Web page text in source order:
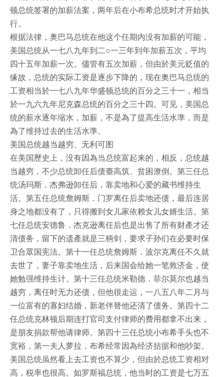
顿总统签署的加薪法案，两年后在小布希总统时才开始执
行。
根据法律，奥巴马总统在他这个任期内没有加薪的可能，
美国总统从一七八九年到二○一三年到年加薪五次，平均
四十五年加薪一次。儘管有五次加薪，但由於美元贬值的
缘故，总统的实际工资是逐步下降的，现在奥巴马总统的
工资相当於一七八九年华盛顿总统的百分之三十一，相当
於一九六九年尼克森总统的百分之三十四。可见，美国总
统的薪水逐年缩水，加薪，不是為了提高生活水準，而是
為了维持过去的生活水準。
美国总统越当越穷、无利可图
在美国歷史上，没有因為当总统富起来的，相反，总统越
当越穷，不少总统卸任后债臺高筑、贫困潦倒。第三任总
统汤玛斯．杰弗逊卸任后，靠卖地和心爱的藏书维持生
活。第五任总统詹姆斯．门罗离任后卖地还债，最后连居
身之地都没有了，只得搬到女儿家依赖女儿女婿生活。第
七任总统安德鲁．杰克逊离任后也是出售了所有财產才还
清债务，留下的遗產就是三柄剑，要求子孙们在必要时保
卫合眾国宪法。第十一任总统詹姆斯．波尔克离任不久就
去世了，妻子靠卖地生活，后来国会给她一笔救济金，使
她勉强维持生计。第十三任总统米勒德．菲尔莫尔也越当
越穷，离任时无力还债，但他很走运，一八五八年二月与
一位富有的寡妇结婚，新老伴替他还清了债务。第四十二
任总统克林顿后期连打官司支付律师的费用都拿不出来，
是朋友捐款帮他请律师。第四十三任总统小布希手头也不
宽裕，第一夫人萝拉．布希经常因為经济拮据和他吵架。
美国总统虽然看上去工资也不算少，但由於总统工资相对
高，税率也很高。如罗斯福总统，他当时的工资是七万五